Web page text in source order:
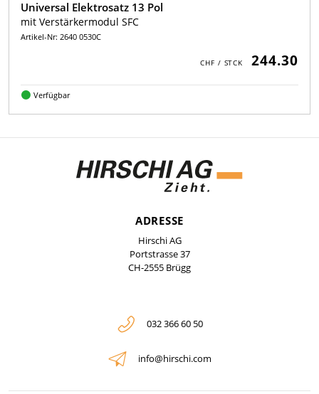
Universal Elektrosatz 13 Pol
mit Verstärkermodul SFC
Artikel-Nr: 2640 0530C
244.30
Verfügbar
ADRESSE
Hirschi AG
Portstrasse 37
CH-2555 Brügg
032 366 60 50
info@hirschi.com